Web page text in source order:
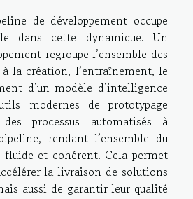
de développement occupe
dans cette dynamique. Un
regroupe l’ensemble des
à la création, l’entraînement, le
d’un modèle d’intelligence
modernes de prototypage
processus automatisés à
rendant l’ensemble du
et cohérent. Cela permet
la livraison de solutions
aussi de garantir leur qualité